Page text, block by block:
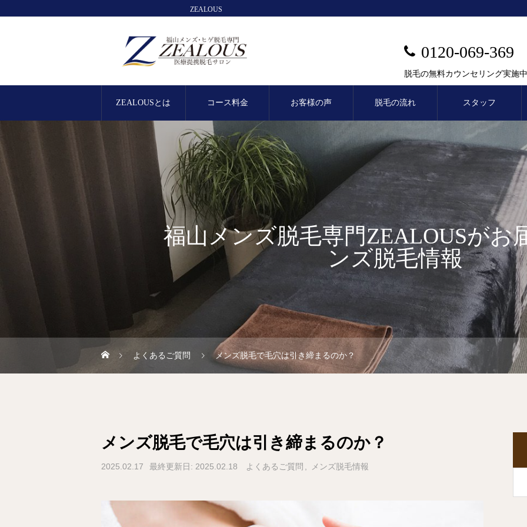
ZEALOUS
0120-069-369
脱毛の無料カウンセリング実施中
ZEALOUSとは コース料金 お客様の声 脱毛の流れ スタッフ
福山メンズ脱毛専門ZEALOUSがお
ンズ脱毛情報
よくあるご質問 メンズ脱毛で毛穴は引き締まるのか？
メンズ脱毛で毛穴は引き締まるのか？
2025.02.17 最終更新日: 2025.02.18 よくあるご質問 メンズ脱毛情報